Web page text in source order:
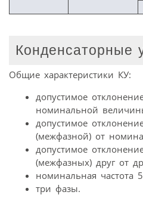
Конденсаторные
Общие характеристики КУ:
допустимое
номинальной
допустимое
(межфазной) от
допустимое
(межфазных) друг от
номинальная частота
три фазы.